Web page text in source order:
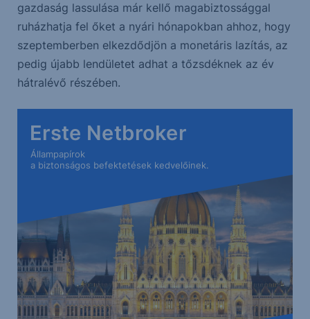
gazdaság lassulása már kellő magabiztossággal
ruházhatja fel őket a nyári hónapokban ahhoz, hogy
szeptemberben elkezdődjön a monetáris lazítás, az
pedig újabb lendületet adhat a tőzsdéknek az év
hátralévő részében.
Erste Netbroker
Állampapírok
a biztonságos befektetések kedvelőinek.